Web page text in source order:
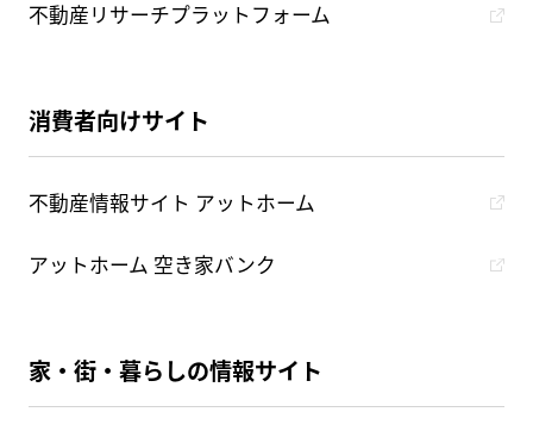
不動産リサーチプラットフォーム
消費者向けサイト
不動産情報サイト アットホーム
アットホーム 空き家バンク
家・街・暮らしの情報サイト